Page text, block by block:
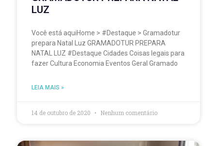
LUZ
Você está aquiHome > #Destaque > Gramadotur
prepara Natal Luz GRAMADOTUR PREPARA
NATAL LUZ #Destaque Cidades Coisas legais para
fazer Cultura Economia Eventos Geral Gramado
LEIA MAIS »
14 de outubro de 2020 Nenhum comentário